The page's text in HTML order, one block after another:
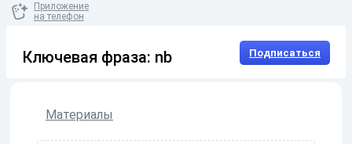
Приложение
на телефон
Ключевая фраза: nb Подписаться
Материалы